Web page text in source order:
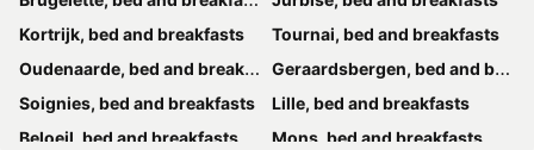
Kortrijk, bed and breakfasts
Tournai, bed and breakfasts
Oudenaarde, bed and breakfasts
Geraardsbergen, bed and breakfasts
Soignies, bed and breakfasts
Lille, bed and breakfasts
Beloeil, bed and breakfasts
Mons, bed and breakfasts